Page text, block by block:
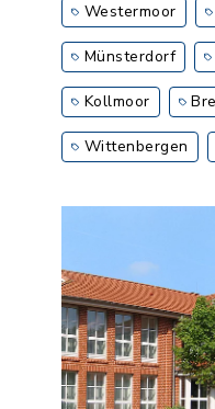
Westermoor
Münsterdorf
Kollmoor
Wittenbergen